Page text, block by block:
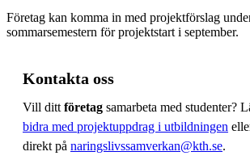
Företag kan komma in med projektförslag
sommarsemestern för projektstart i september.
Kontakta oss
Vill ditt företag samarbeta med studenter?
bidra med projektuppdrag i utbildningen
direkt på naringslivssamverkan@kth.se.